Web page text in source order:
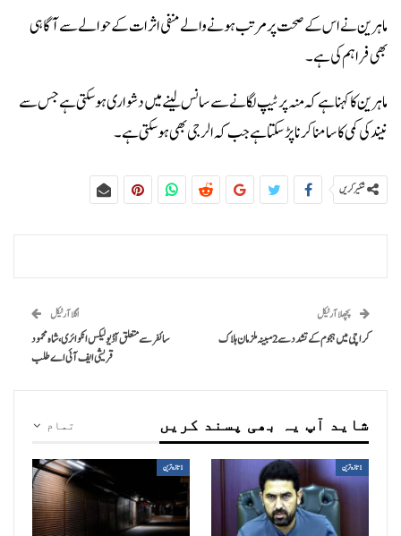
ماہرین نے اس کے صحت پر مرتب ہونے والے منفی اثرات کے حوالے سے آگاہی
بھی فراہم کی ہے۔
ماہرین کا کہنا ہے کہ منہ پر ٹیپ لگانے سے سانس لینے میں دشواری ہوسکتی ہے جس سے
نیند کی کمی کا سامنا کرنا پڑسکتا ہے جب کہ الرجی بھی ہوسکتی ہے۔
شئیر کریں
پچھلا آرٹیکل
کراچی میں ہجوم کے تشدد سے 2 مبینہ ملزمان ہلاک
اگلا آرٹیکل
سائفر سے متعلق آڈیو لیکس انکوائری، شاہ محمود
قریشی ایف آئی اے طلب
تمام شاید آپ یہ بھی پسند کریں
1تازہ ترین 1تازہ ترین